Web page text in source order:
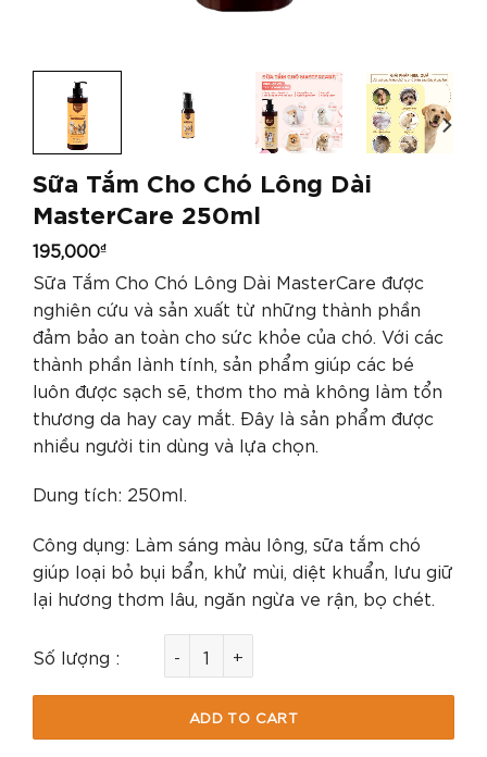
Sữa Tắm Cho Chó Lông Dài
MasterCare 250ml
195,000₫
Sữa Tắm Cho Chó Lông Dài MasterCare được
nghiên cứu và sản xuất từ những thành phần
đảm bảo an toàn cho sức khỏe của chó. Với các
thành phần lành tính, sản phẩm giúp các bé
luôn được sạch sẽ, thơm tho mà không làm tổn
thương da hay cay mắt. Đây là sản phẩm được
nhiều người tin dùng và lựa chọn.
Dung tích: 250ml.
Công dụng: Làm sáng màu lông, sữa tắm chó
giúp loại bỏ bụi bẩn, khử mùi, diệt khuẩn, lưu giữ
lại hương thơm lâu, ngăn ngừa ve rận, bọ chét.
Số lượng :
ADD TO CART